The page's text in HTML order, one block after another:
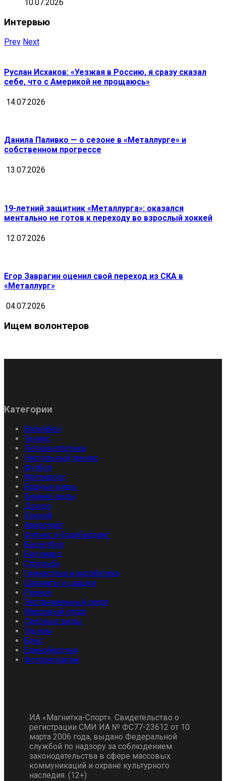
10.07.2026
Интервью
Prev Next
Руслан Исхаков: «Уезжая в Россию, я сразу сказал
себе, что с Америкой не прощаюсь»
14.07.2026
Данила Паливко — о сезоне в «Металлурге» и
собственном прогрессе
13.07.2026
19-летний защитник «Металлурга»: оказался
ментально не готов к переходу во взрослый хоккей
12.07.2026
Егор Заврагин оценил свой переход из СКА в
«Металлург»
04.07.2026
Ищем волонтеров
Категории
Волейбол
Теннис
Легкая атлетика
Настольный теннис
Футбол
Мотокросс
Водные виды
Зимние виды
Дзюдо
Хоккей
Авиаспорт
Фитнес и бодибилдинг
Баскетбол
Биллиард
Стрельба
Гимнастика и акробатика
Шахматы и шашки
Разное
Экстремальный спорт
Массовый спорт
Силовые виды
Туризм
Бокс
Единоборства
Фоторепортаж
ИА «Магнитка-Спорт». Свидетельство о
регистрации СМИ ИА № ФС77-23612 от 10
марта 2006 года, выдано Федеральной
службой по надзору за соблюдением
законодательства в сфере массовых
коммуникаций и охране культурного
наследия. (12+)